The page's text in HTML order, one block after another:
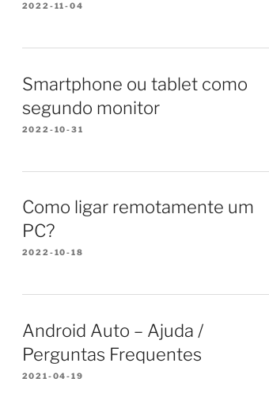
2022-11-04
Smartphone ou tablet como
segundo monitor
2022-10-31
Como ligar remotamente um
PC?
2022-10-18
Android Auto – Ajuda /
Perguntas Frequentes
2021-04-19